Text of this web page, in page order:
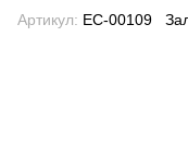
Артикул: EC-00109